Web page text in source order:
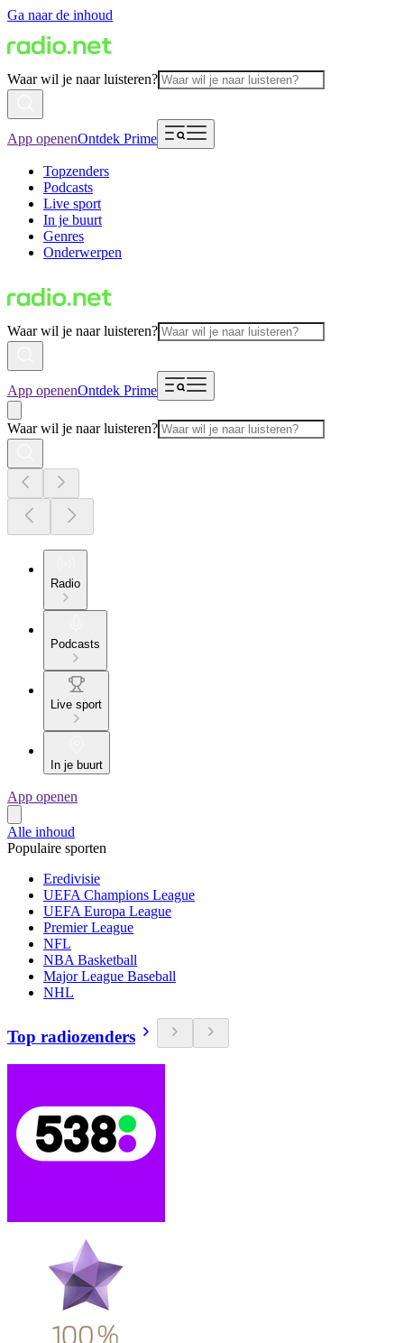
Ga naar de inhoud
Waar wil je naar luisteren?
App openenOntdek Prime
Topzenders
Podcasts
Live sport
In je buurt
Genres
Onderwerpen
Waar wil je naar luisteren?
App openenOntdek Prime
Waar wil je naar luisteren?
Radio
Podcasts
Live sport
In je buurt
App openen
Alle inhoud
Populaire sporten
Eredivisie
UEFA Champions League
UEFA Europa League
Premier League
NFL
NBA Basketball
Major League Baseball
NHL
Top radiozenders